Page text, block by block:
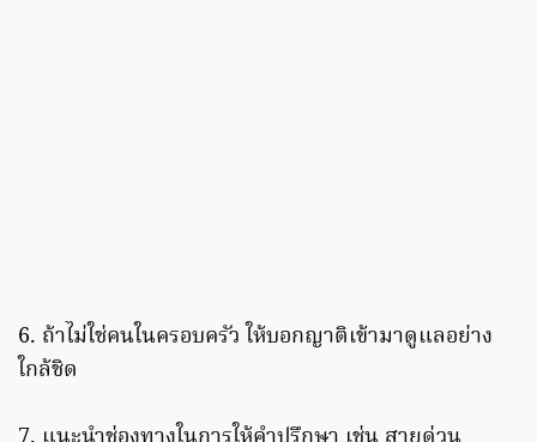
6. ถ้าไม่ใช่คนในครอบครัว ให้บอกญาติเข้ามาดูแลอย่าง
ใกล้ชิด